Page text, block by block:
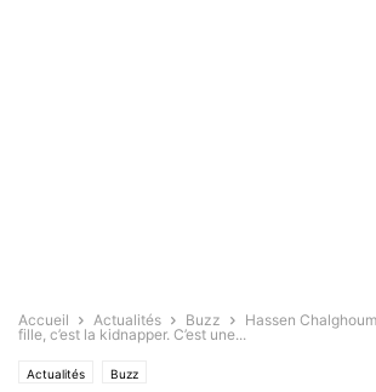
Accueil Actualités Buzz
Hassen
fille, c’est la kidnapper. C’est une...
Actualités Buzz